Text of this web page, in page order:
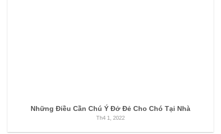
Những Điều Cần Chú Ý Đở Đẻ Cho Chó Tại Nhà
Th4 1, 2022